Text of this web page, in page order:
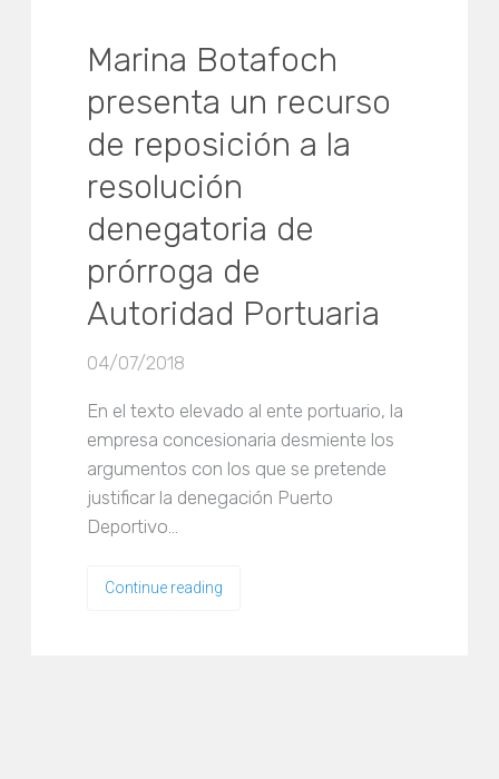
Marina Botafoch
presenta un recurso
de reposición a la
resolución
denegatoria de
prórroga de
Autoridad Portuaria
04/07/2018
En el texto elevado al ente portuario, la
empresa concesionaria desmiente los
argumentos con los que se pretende
justificar la denegación Puerto
Deportivo…
Continue reading